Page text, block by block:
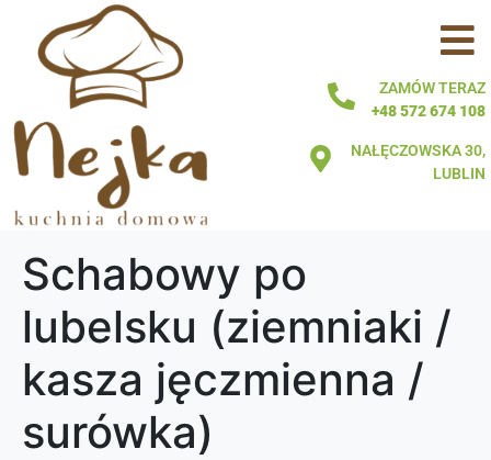
ZAMÓW TERAZ
+48 572 674 108
NAŁĘCZOWSKA 30,
LUBLIN
Schabowy po
lubelsku (ziemniaki /
kasza jęczmienna /
surówka)